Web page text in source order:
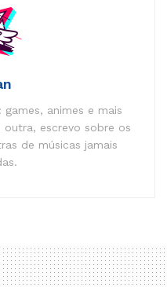
animes e mais
outra, escrevo sobre os
de músicas jamais